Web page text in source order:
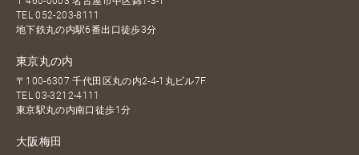
TEL052-203-8111
地下鉄丸の内駅6番出口徒歩3分
東京丸の内
〒100-6307 千代田区丸の内2-4-1丸ビル7F
TEL03-3212-4111
東京駅丸の内南口徒歩1分
大阪梅田